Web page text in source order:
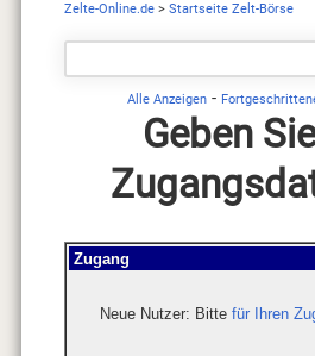
Zelte-Online.de> Startseite Zelt-Börse
Alle Anzeigen-
Geben
Zugang
Neue Nutzer: Bittefür Ihren